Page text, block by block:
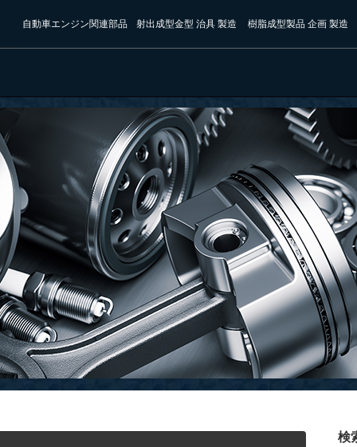
自動車エンジン関連部品 射出成型金型 治具 製造 樹脂成型製品 企画 製造
検